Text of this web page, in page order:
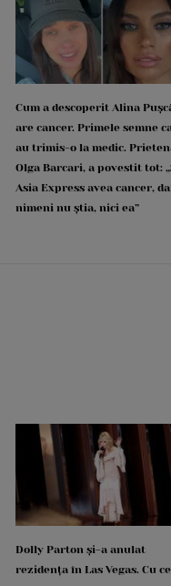
Cum a descoperit Alina
are cancer. Primele semne
au trimis-o la medic.
Olga Barcari, a povestit tot:
Asia Express avea cancer,
nimeni nu știa, nici ea”
Dolly Parton și-a anulat
rezidența în Las Vegas. Cu ce